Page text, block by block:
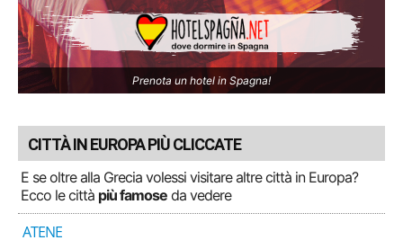
Prenota un hotel in Spagna!
CITTÀ IN EUROPA PIÙ CLICCATE
E se oltre alla Grecia volessi visitare altre città in Europa?
Ecco le città più famose da vedere
ATENE